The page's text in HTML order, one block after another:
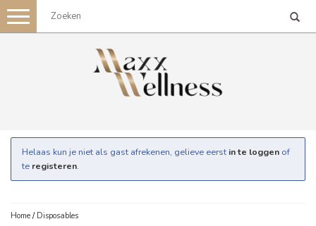
Toggle
navigation
Helaas kun je niet als gast afrekenen, gelieve eerst in te loggen of
te registeren.
Home / Disposables